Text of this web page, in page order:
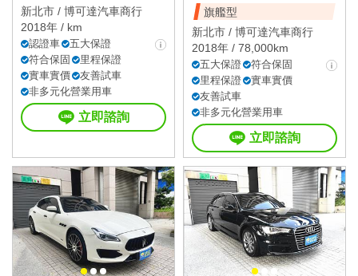
新北市 / 博可達汽車商行
2018年 / km
認證車
五大保證
符合保固
里程保證
實車實價
友善試車
非多元化營業用車
立即諮詢
旗艦型
新北市 / 博可達汽車商行
2018年 / 78,000km
五大保證
符合保固
里程保證
實車實價
友善試車
非多元化營業用車
立即諮詢